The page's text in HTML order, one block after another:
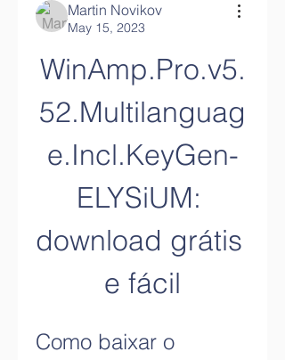
Martin Novikov
May 15, 2023
WinAmp.Pro.v5.
52.Multilanguag
e.Incl.KeyGen-
ELYSiUM:
download grátis
e fácil
Como baixar o